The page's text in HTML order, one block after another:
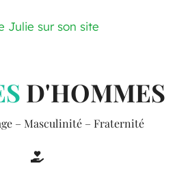
Julie sur son site
D'HOMMES
– Masculinité – Fraternité